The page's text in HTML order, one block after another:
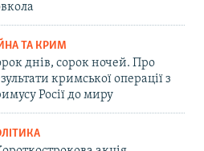
ТА КРИМ
днів, сорок ночей. Про
кримської операції з
Росії до миру